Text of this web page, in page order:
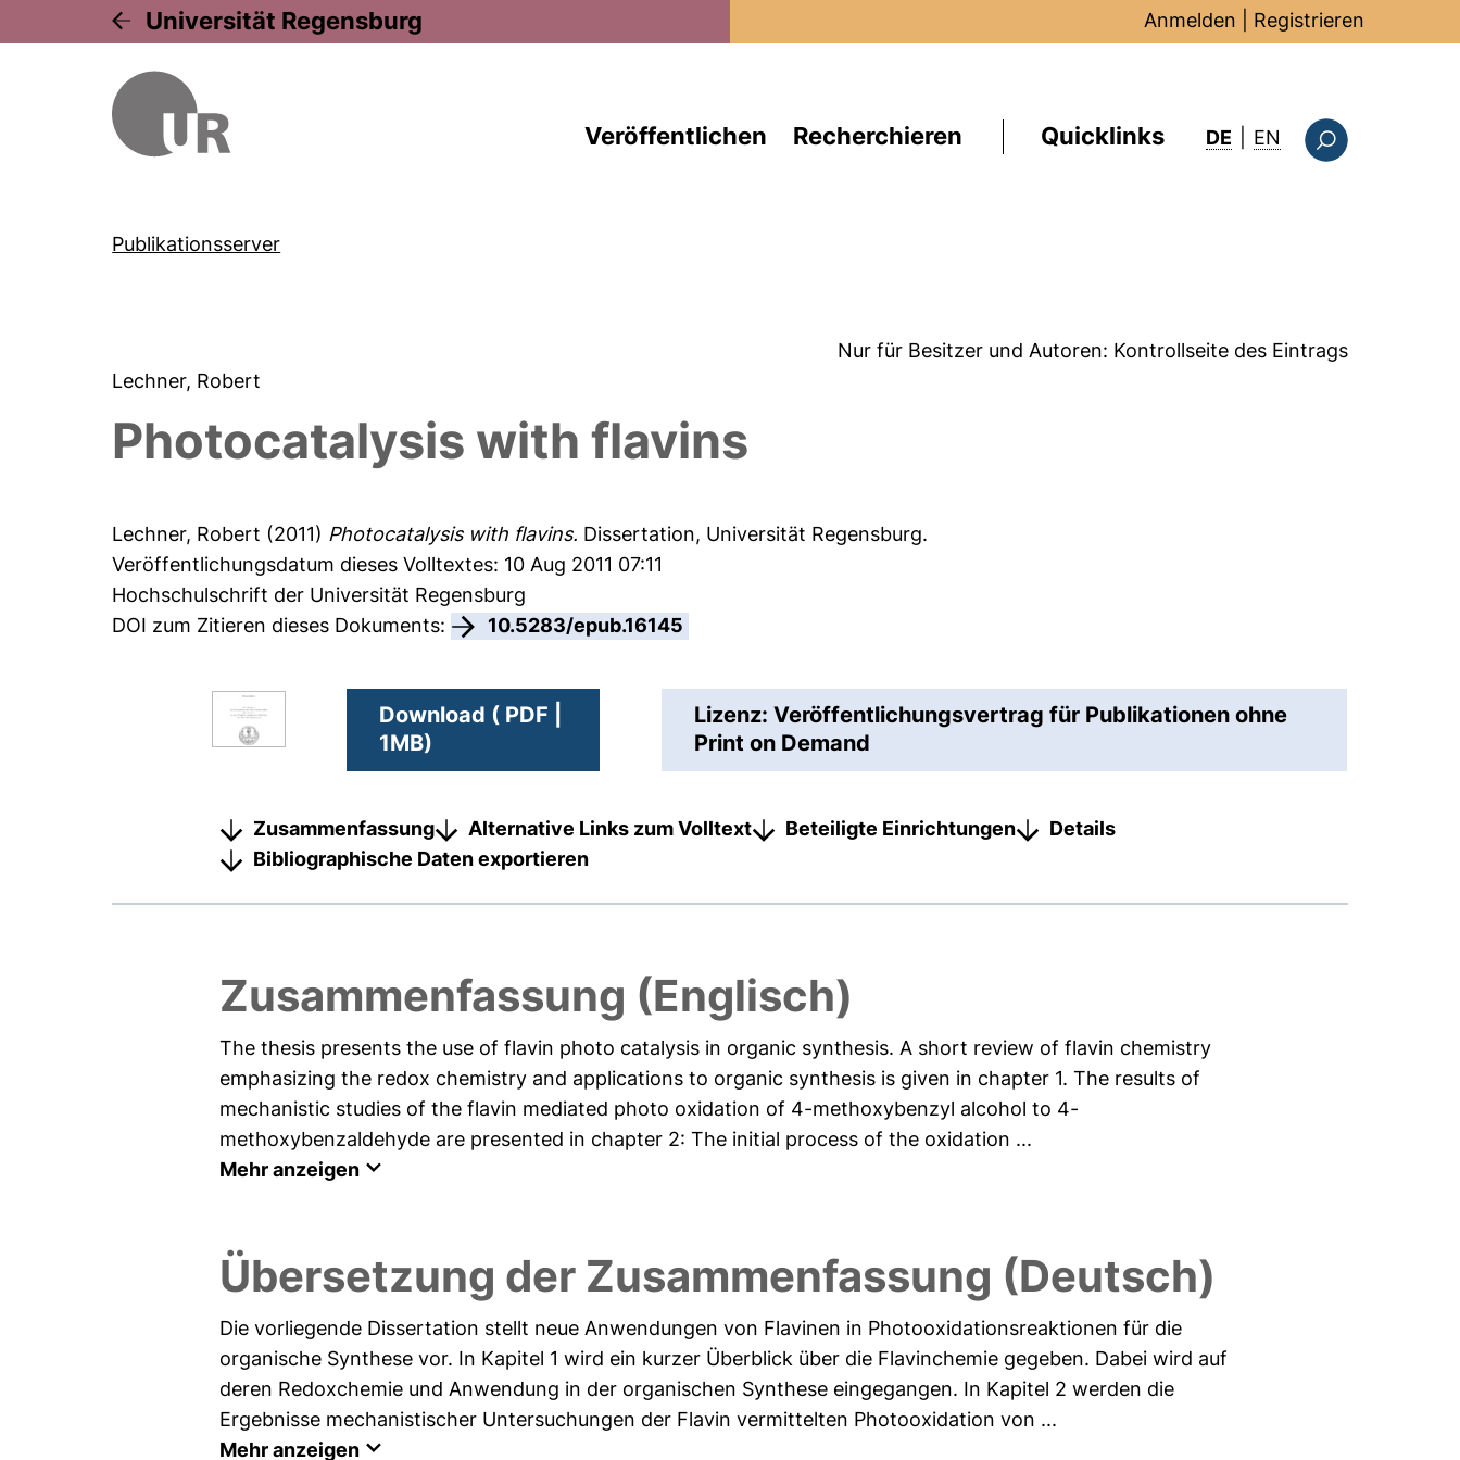
Universität Regensburg Anmelden Registrieren
Veröffentlichen Recherchieren Quicklinks DE EN : this page in
Publikationsserver
Nur für Besitzer und Autoren: Kontrollseite des Eintrags
Lechner, Robert
Photocatalysis with flavins
Lechner, Robert (2011) Photocatalysis with flavins. Dissertation, Universität Regensburg.
Veröffentlichungsdatum dieses Volltextes: 10 Aug 2011 07:11
Hochschulschrift der Universität Regensburg
DOI zum Zitieren dieses Dokuments:
10.5283/epub.16145
Download ( PDF |
1MB)
Lizenz: Veröffentlichungsvertrag für Publikationen ohne
Print on Demand
Zusammenfassung Alternative Links zum Volltext Beteiligte Einrichtungen
Details
Bibliographische Daten exportieren
Zusammenfassung (Englisch)
The thesis presents the use of flavin photo catalysis in organic synthesis. A short review of flavin chemistry
emphasizing the redox chemistry and applications to organic synthesis is given in chapter 1. The results of
mechanistic studies of the flavin mediated photo oxidation of 4-methoxybenzyl alcohol to 4-
methoxybenzaldehyde are presented in chapter 2: The initial process of the oxidation ...
Mehr anzeigen
Übersetzung der Zusammenfassung (Deutsch)
Die vorliegende Dissertation stellt neue Anwendungen von Flavinen in Photooxidationsreaktionen für die
organische Synthese vor. In Kapitel 1 wird ein kurzer Überblick über die Flavinchemie gegeben. Dabei wird auf
deren Redoxchemie und Anwendung in der organischen Synthese eingegangen. In Kapitel 2 werden die
Ergebnisse mechanistischer Untersuchungen der Flavin vermittelten Photooxidation von ...
Mehr anzeigen